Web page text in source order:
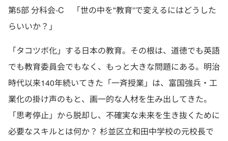
第5部 分科会-C 「世の中を"教育”で変えるにはどうした
らいいか？」
「タコツボ化」する日本の教育。その根は、道徳でも英語
でも教育委員会でもなく、もっと大きな問題にある。明治
時代以来140年続いてきた「一斉授業」は、富国強兵・工
業化の掛け声のもと、画一的な人材を生み出してきた。
「思考停止」から脱却し、不確実な未来を生き抜くために
必要なスキルとは何か？ 杉並区立和田中学校の元校長で